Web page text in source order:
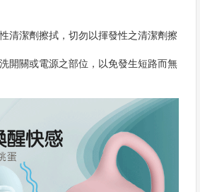
清潔劑擦拭，切勿以揮發性之清潔劑擦
開關或電源之部位，以免發生短路而無